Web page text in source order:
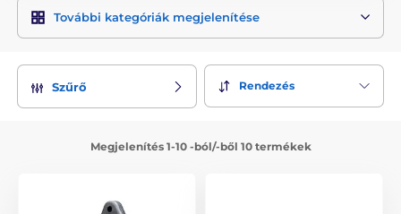
További kategóriák megjelenítése
Szűrő Rendezés
Megjelenítés 1-10 -ból/-ből 10 termékek